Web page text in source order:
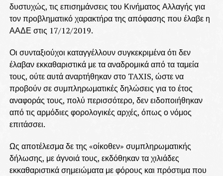
δυστυχώς, τις επισημάνσεις του Κινήματος Αλλαγής για
τον προβληματικό χαρακτήρα της απόφασης που έλαβε η
ΑΑΔΕ στις 17/12/2019.
Οι συνταξιούχοι καταγγέλλουν συγκεκριμένα ότι δεν
έλαβαν εκκαθαριστικά με τα αναδρομικά από τα ταμεία
τους, ούτε αυτά αναρτήθηκαν στο TAXIS, ώστε να
προβούν σε συμπληρωματικές δηλώσεις για το έτος
αναφοράς τους, πολύ περισσότερο, δεν ειδοποιήθηκαν
από τις αρμόδιες φορολογικές αρχές, όπως ο νόμος
επιτάσσει.
Ως αποτέλεσμα δε της «οίκοθεν» συμπληρωματικής
δήλωσης, με άγνοιά τους, εκδόθηκαν τα χιλιάδες
εκκαθαριστικά σημειώματα με φόρους και πρόστιμα που